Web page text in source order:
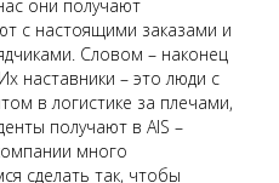
они получают
с настоящими заказами и
Словом – наконец
наставники – это люди с
в логистике за плечами,
получают в AIS –
много
сделать так, чтобы